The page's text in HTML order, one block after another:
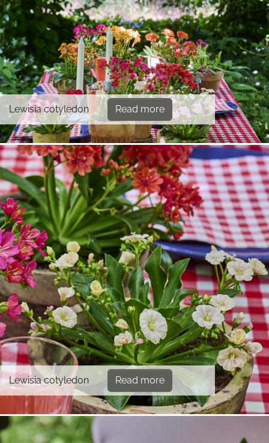
Lewisia cotyledon Read more
Lewisia cotyledon Read more